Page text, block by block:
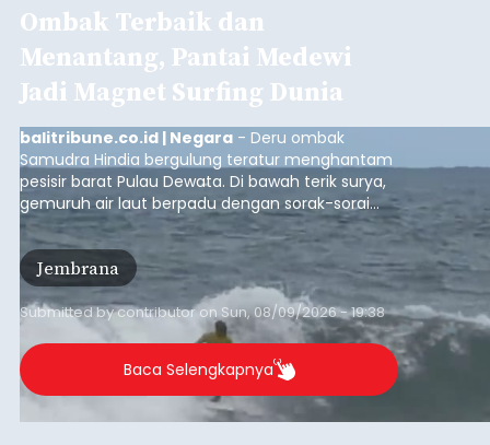
Ombak Terbaik dan
Menantang, Pantai Medewi
Jadi Magnet Surfing Dunia
balitribune.co.id | Negara - Deru ombak
Samudra Hindia bergulung teratur menghantam
pesisir barat Pulau Dewata. Di bawah terik surya,
gemuruh air laut berpadu dengan sorak-sorai
penonton yang memadati Pantai Medewi,
Kecamatan Pekutatan pada Minggu (9/8/2026).
Ratusan peselancar dari berbagai penjuru
nusantara berkompetisi menaklukan ombak
terbaik dan menantang.
Jembrana
Submitted bycontributoron Sun, 08/09/2026 - 19:38
Baca Selengkapnya